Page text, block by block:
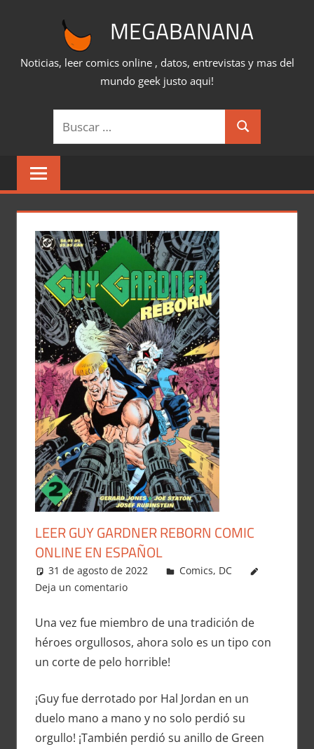
MEGABANANA
Noticias, leer comics online , datos, entrevistas y mas del
mundo geek justo aqui!
Buscar:
Buscar
LEER GUY GARDNER REBORN COMIC
ONLINE EN ESPAÑOL
31 de agosto de 2022 Carlitox Banana
Comics, DC
Deja un comentario
Una vez fue miembro de una tradición de
héroes orgullosos, ahora solo es un tipo con
un corte de pelo horrible!
¡Guy fue derrotado por Hal Jordan en un
duelo mano a mano y no solo perdió su
orgullo! ¡También perdió su anillo de Green